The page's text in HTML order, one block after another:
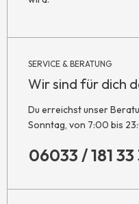
SERVICE & BERATUNG
Wir sind für dich
Du erreichst unser
Sonntag, von 7:00 bis
06033 / 181 33